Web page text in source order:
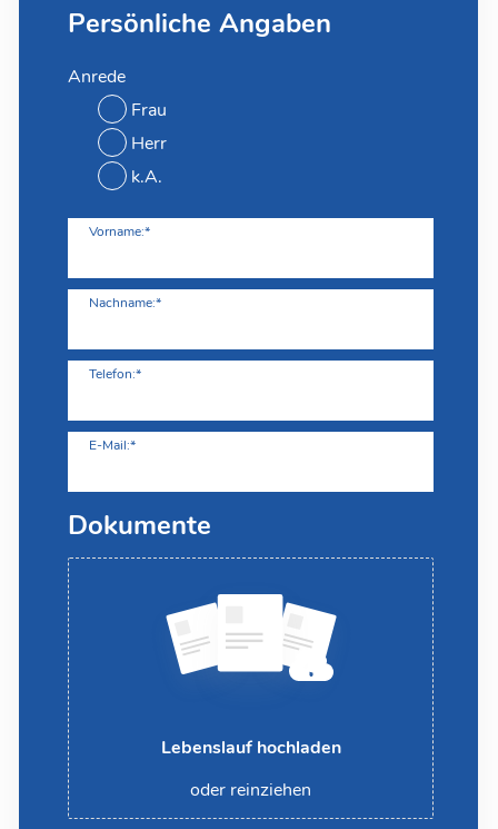
Persönliche Angaben
Anrede
Frau
Herr
k.A.
Vorname:*
Nachname:*
Telefon:*
E-Mail:*
Dokumente
Lebenslauf hochladen
oder reinziehen